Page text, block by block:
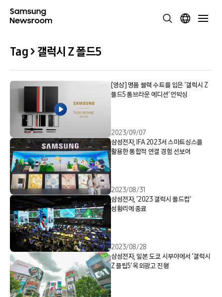
Tag > 갤럭시 Z 폴드5
[영상] 명품 블랙 수트를 입은 ‘갤럭시 Z
폴드5 톰브라운 에디션’ 언박싱
2023/09/07
삼성전자, IFA 2023서 스마트싱스를
활용한 통합적 연결 경험 선보여
2023/08/31
삼성전자, ‘2023 갤럭시 폴드컵’
성황리에 종료
2023/08/28
삼성전자, 일본 도쿄 시부야에서 ‘갤럭시
Z 플립5’ 옥외광고 진행